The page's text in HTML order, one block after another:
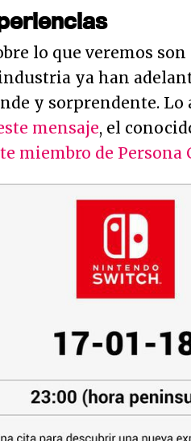
lo que veremos
ya han
y sorprendente.
mensaje, el
miembro de Persona